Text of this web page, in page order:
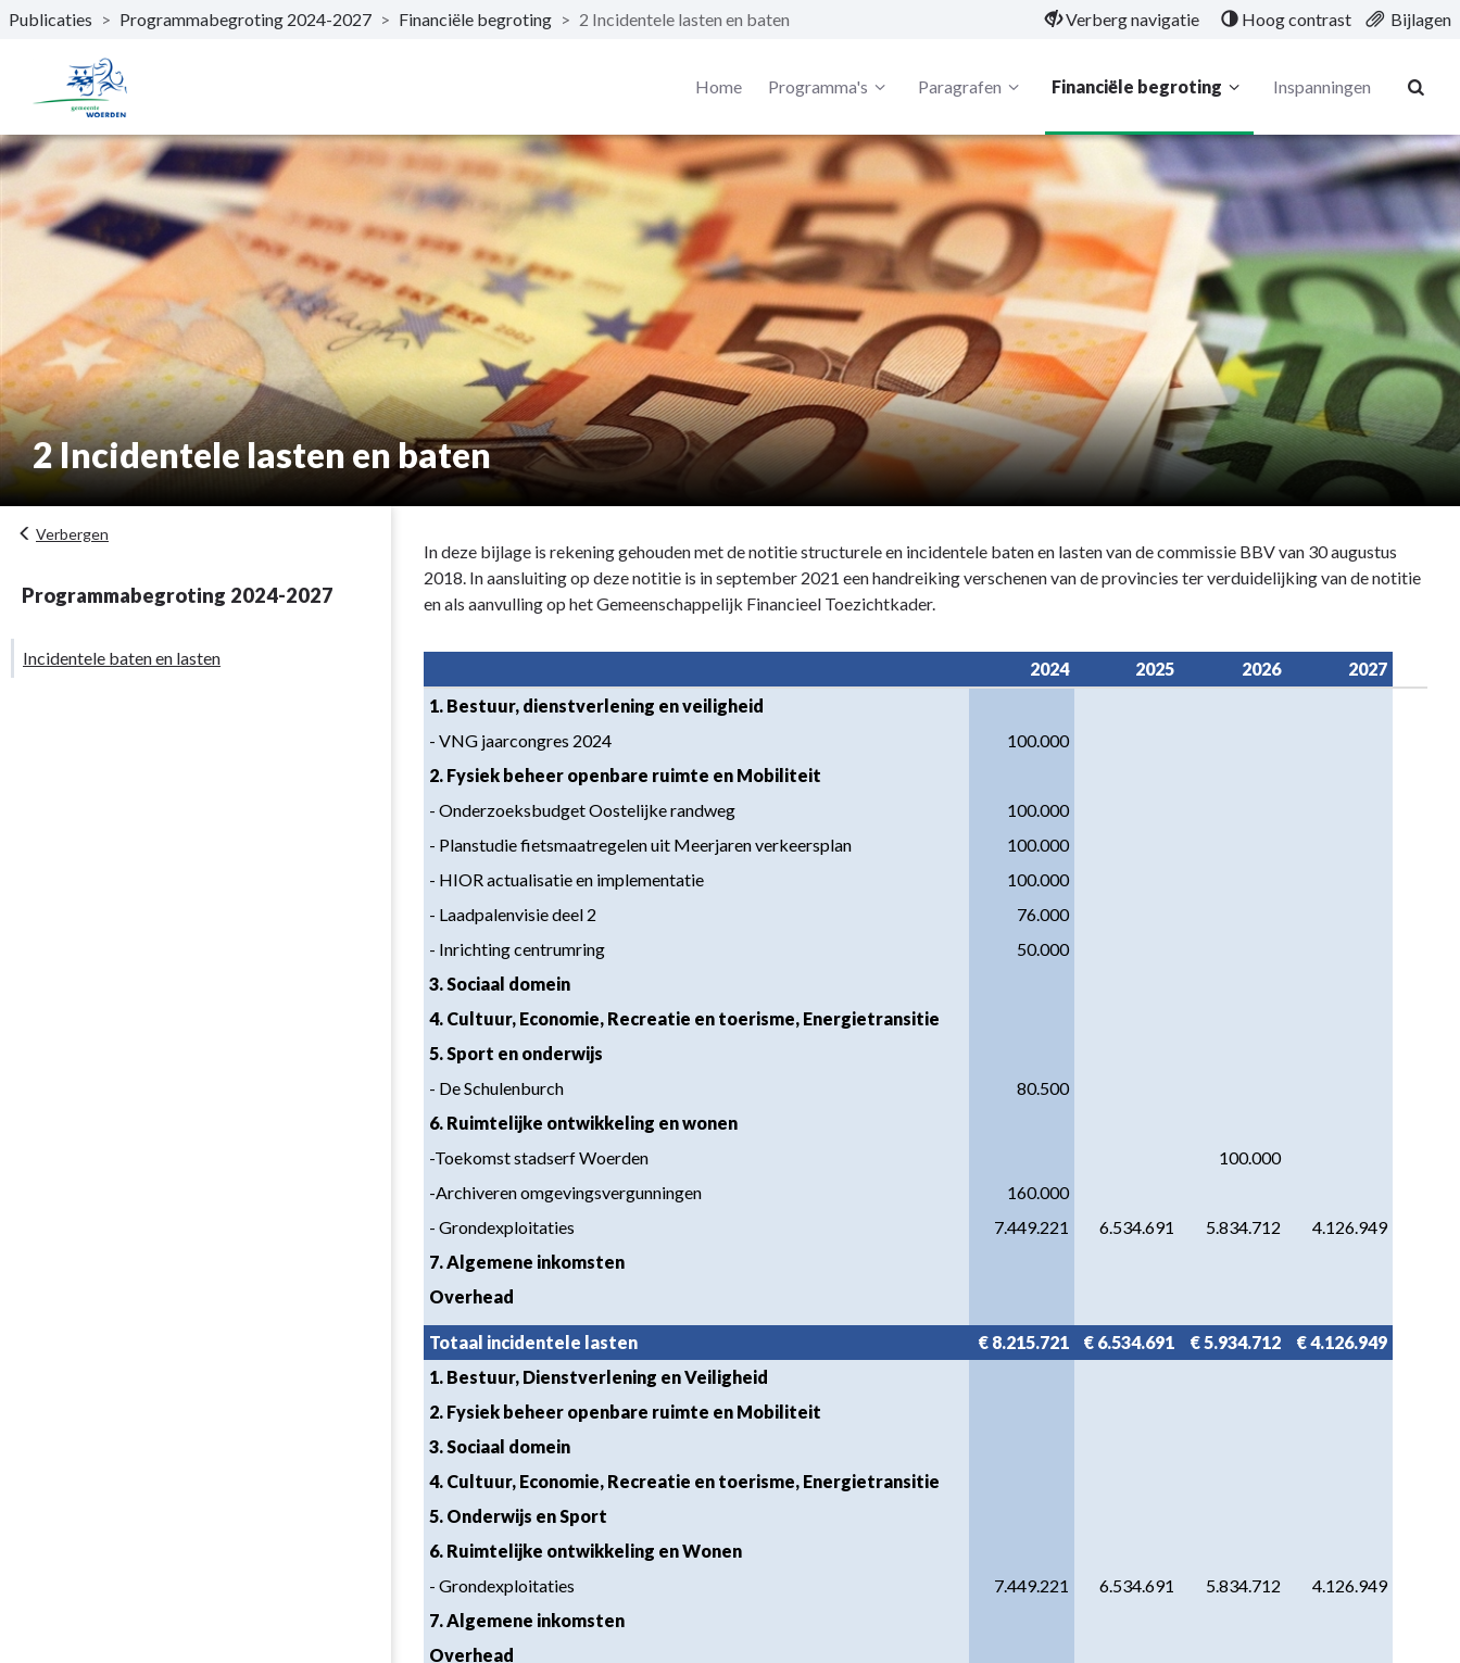
Naar hoofdinhoud
Publicaties > Programmabegroting 2024-2027 > Financiële begroting > 2 Incidentele lasten en baten Verberg navigatie Hoog contrast Bijlagen
Home Programma's Paragrafen Financiële begroting Inspanningen
2 Incidentele lasten en baten
Verbergen
Programmabegroting 2024-2027
Incidentele baten en lasten
In deze bijlage is rekening gehouden met de notitie structurele en incidentele baten en lasten van de commissie BBV van 30 augustus
2018. In aansluiting op deze notitie is in september 2021 een handreiking verschenen van de provincies ter verduidelijking van de notitie
en als aanvulling op het Gemeenschappelijk Financieel Toezichtkader.
2024 2025 2026
2027
1. Bestuur, dienstverlening en veiligheid
- VNG jaarcongres 2024
100.000
2. Fysiek beheer openbare ruimte en Mobiliteit
- Onderzoeksbudget Oostelijke randweg
100.000
- Planstudie fietsmaatregelen uit Meerjaren verkeersplan
100.000
- HIOR actualisatie en implementatie
100.000
- Laadpalenvisie deel 2
76.000
- Inrichting centrumring
50.000
3. Sociaal domein
4. Cultuur, Economie, Recreatie en toerisme, Energietransitie
5. Sport en onderwijs
- De Schulenburch
80.500
6. Ruimtelijke ontwikkeling en wonen
-Toekomst stadserf Woerden
100.000
-Archiveren omgevingsvergunningen
160.000
- Grondexploitaties
7.449.221 6.534.691 5.834.712
4.126.949
7. Algemene inkomsten
Overhead
Totaal incidentele lasten € 8.215.721 € 6.534.691 € 5.934.712
€ 4.126.949
1. Bestuur, Dienstverlening en Veiligheid
2. Fysiek beheer openbare ruimte en Mobiliteit
3. Sociaal domein
4. Cultuur, Economie, Recreatie en toerisme, Energietransitie
5. Onderwijs en Sport
6. Ruimtelijke ontwikkeling en Wonen
- Grondexploitaties
7.449.221 6.534.691 5.834.712
4.126.949
7. Algemene inkomsten
Overhead